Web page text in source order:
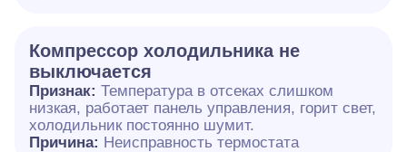
Компрессор холодильника не
выключается
Признак: Температура в отсеках слишком
низкая, работает панель управления, горит свет,
холодильник постоянно шумит.
Причина: Неисправность термостата